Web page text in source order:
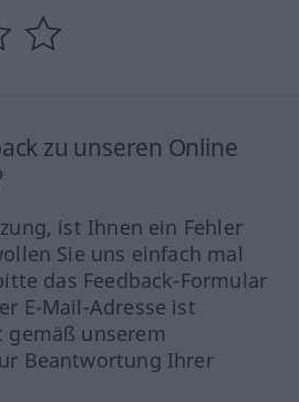
zu unseren Online
ist Ihnen ein Fehler
Sie uns einfach mal
das Feedback-Formular
E-Mail-Adresse ist
unserem
Beantwortung Ihrer